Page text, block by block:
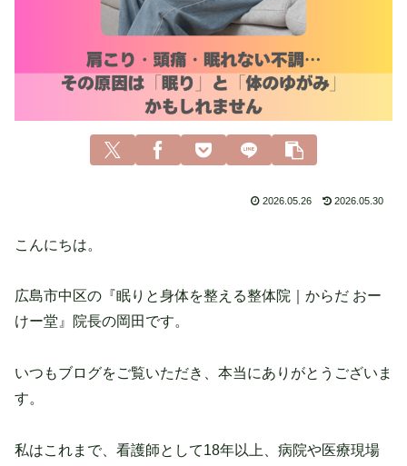
2026.05.26 2026.05.30
こんにちは。
広島市中区の『眠りと身体を整える整体院｜からだ おー
けー堂』院長の岡田です。
いつもブログをご覧いただき、本当にありがとうございま
す。
私はこれまで、看護師として18年以上、病院や医療現場